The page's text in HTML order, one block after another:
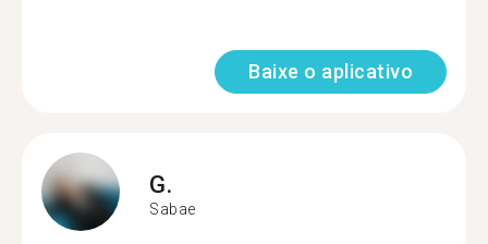
Baixe o aplicativo
G.
Sabae